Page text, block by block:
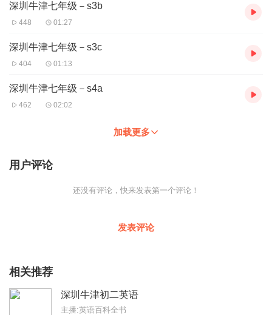
深圳牛津七年级－s3b
448 01:27
深圳牛津七年级－s3c
404 01:13
深圳牛津七年级－s4a
462 02:02
加载更多
用户评论
还没有评论，快来发表第一个评论！
发表评论
相关推荐
深圳牛津初二英语
主播:英语百科全书